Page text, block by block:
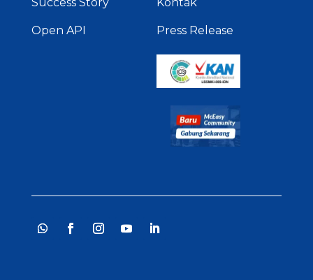
Success Story
Open API
Kontak
Press Release